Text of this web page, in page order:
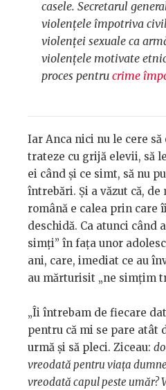
casele. Secretarul
violențele împotriva
violenței sexuale ca
violențele motivate
proces pentru crime
Iar Anca nici nu le cere să
trateze cu grijă elevii, să
ei când și ce simt, să nu
întrebări. Și a văzut că,
română e calea prin care
deschidă. Ca atunci când
simți” în fața unor
ani, care, imediat ce au
au mărturisit „ne simțim
„Îi întrebam de fiecare
pentru că mi se pare atât
urmă și să pleci. Ziceau:
vreodată pentru viața
vreodată capul peste umăr?